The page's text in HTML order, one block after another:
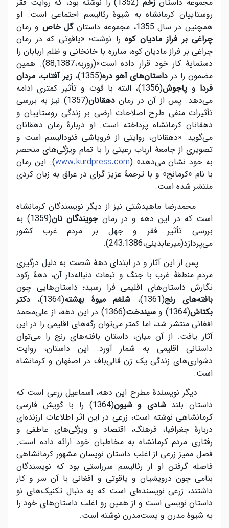
روستاییان کرمانشاه به شیوۀ رئالیسم اجتماعی است. او
همچنین در سال 1355، مجموعه داستان
گل خاص و رمان
چراغی بر فراز مادیان کوه را نوشت؛ «یاقوتی که در رمان
چراغی بر فراز مادیان کوه، مبارزه با خانخانی و ظلم اربابان را
دستمایۀ کار خود قرار داده است»(روزبه،88:1387). همین
مضمون را در داستانهای آهو دره(1355)، زیر آفتاب، مردان
فردا و پاجوش
(1356)، البته با قوت و تأثیر کمتری ادامه
می‌دهد. پس از آن در رماندهقانان
(1357) نیز به بررسی
تأثیرات منفی طرح اصلاحات ارضی بر زندگی روستاییان و
دهقانان کرمانشاه پرداخته است. او دربارۀ رمان دهقانان
می‌گوید: «‌دهقانان، روایتی از فروپاشی فئودالیسم است و
تصویری از جامعۀ ارباب رعیتی را با تمام ویژگی‌های منحصر
به خود نشان می‌دهد» (www.kurdpress.com). این رمان
با نام «کرمانج» و با ترجمۀ عزیز گرای در عراق به زبان کردی
منتشر شده است.
محمد‌رضا ماهیدشتی نیز از دیگر نویسندگان کرمانشاه
است که در این دهه و در رمانجویندگان نان
(1359) به
بررسی تأثیر فقر و جهل بر مردم غرب کشور
می‌پردازد(میرعابدینی،243:1386).
پس از این آثار و در ابتدای دهۀ شصت به دلیل درگیری
مردم منطقۀ غرب با جنگ و تبعات دنباله‌دار آن، دهۀ رکود
نگارش داستان‌های اقلیمی فرا رسید؛ داستان‌هایی چون
بافتههای رنج(1361)، شلغم میوۀ بهشته(1364)،
دکتر
بکتاش(1364) و سیندخت
(1366) در این دهه، از علی‌محمد
افغانی منتشر شد، اما کمتر می‌توان رگه‌های اقلیمی را در این
آثار یافت. از آن میان‌، داستان بافته‌های رنج را می‌توان
داستانی اقلیمی به شمار آورد. این داستان، روایت
دشواری‌های زندگی یک زن قالی‌باف در اصفهان و کرمانشاه
است.
دیگر نویسندۀ مطرح این دهه، اسماعیل زرعی است که
داستان بلندشادی و شیون
(1364) را با گویش فارسی
کرمانشاهی نوشته است، زرعی در این اثر اطلاعات ارزنده‌ای
دربارۀ جغرافیا، فرهنگ، اقتصاد و ویژگی‌های عاطفی و
رفتاری مردم کرمانشاه به مخاطبان خود ارائه داده است.
فصل ممیز زرعی از اغلب داستان نویسان مشهور کرمانشاهی
فاصله گرفتن او از رئالیسم سرراستی بود که نویسندگان
بنامی چون درویشیان و یاقوتی و افغانی با آن سر و کار
داشتند، زرعی نویسنده‌ای است که به دنبال تکنیک‌های نو
داستان نویسی است و از همین رو اغلب داستان‌های خود را
به شیوۀ مدرن و پست‌مدرن نوشته است.